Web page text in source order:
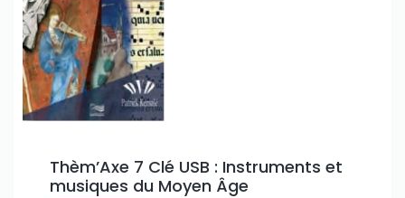
Thèm’Axe 7 Clé USB : Instruments et
musiques du Moyen Âge